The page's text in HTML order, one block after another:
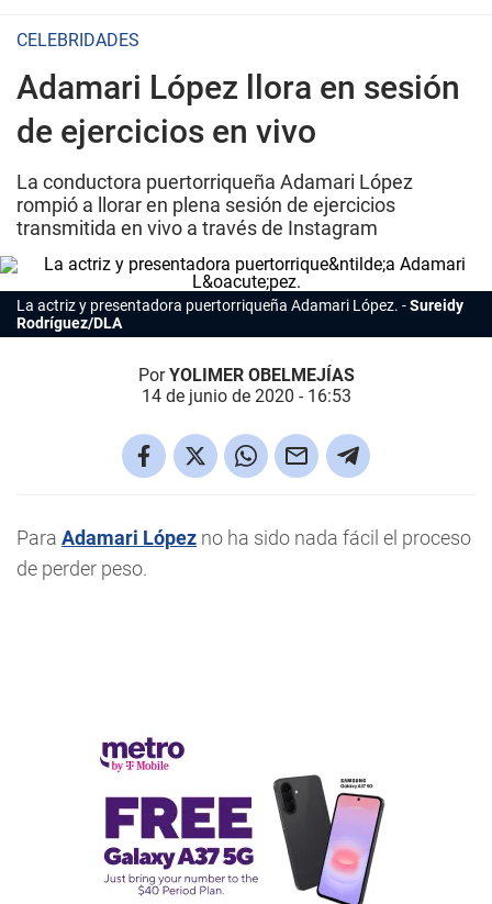
CELEBRIDADES
Adamari López llora en sesión
de ejercicios en vivo
La conductora puertorriqueña Adamari López
rompió a llorar en plena sesión de ejercicios
transmitida en vivo a través de Instagram
La actriz y presentadora puertorriqueña Adamari López.
Sureidy
Rodríguez/DLA
PorYOLIMER OBELMEJÍAS
14 de junio de 2020 - 16:53
Para Adamari López no ha sido nada fácil el proceso
de perder peso.